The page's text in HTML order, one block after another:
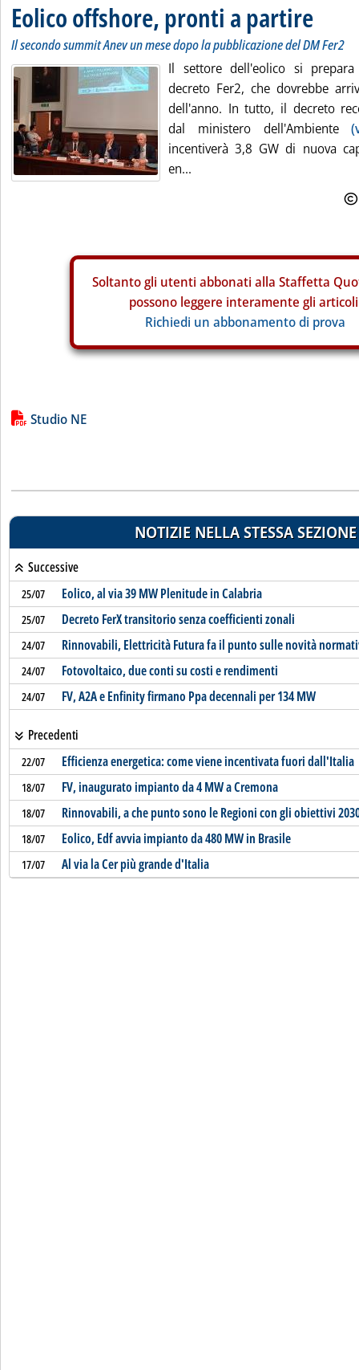
Eolico offshore, pronti a partire
Il secondo summit Anev un mese dopo la pubblicazione del DM Fer2
Il settore dell'eolico si
decreto Fer2, che dovrebbe
dell'anno. In tutto, il decreto
dal ministero dell'Ambiente
incentiverà 3,8 GW di nuova
en...
Soltanto gli utenti abbonati alla Staffetta
possono leggere interamente gli
Richiedi un abbonamento di prova
Lista allegati PDF alla notizia
Studio NE
NOTIZIE NELLA STESSA SEZIONE
Successive
25/07 Eolico, al via 39 MW Plenitude in Calabria
25/07 Decreto FerX transitorio senza coefficienti zonali
24/07 Rinnovabili, Elettricità Futura fa il punto sulle novità
24/07 Fotovoltaico, due conti su costi e rendimenti
24/07 FV, A2A e Enfinity firmano Ppa decennali per 134 MW
Precedenti
22/07 Efficienza energetica: come viene incentivata fuori dall'Italia
18/07 FV, inaugurato impianto da 4 MW a Cremona
18/07 Rinnovabili, a che punto sono le Regioni con gli obiettivi
18/07 Eolico, Edf avvia impianto da 480 MW in Brasile
17/07 Al via la Cer più grande d'Italia